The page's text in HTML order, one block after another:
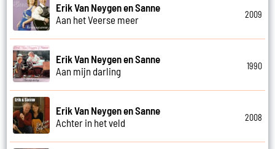
Erik Van Neygen en Sanne
Aan het Veerse meer
2009
Erik Van Neygen en Sanne
Aan mijn darling
1990
Erik Van Neygen en Sanne
Achter in het veld
2008